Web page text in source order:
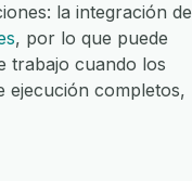
la integración de
, por lo que puede
trabajo cuando los
ejecución completos,